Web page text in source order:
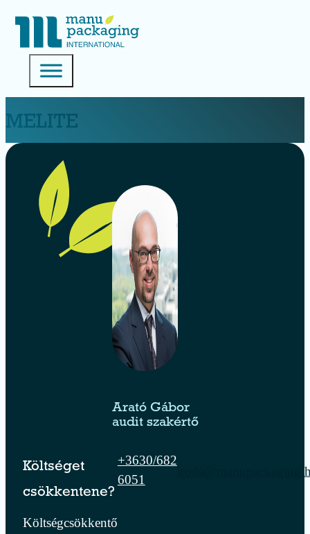
MELITE
Arató Gábor
audit szakértő
Költséget
csökkentene?
Költségcsökkentő
+3630/682
6051